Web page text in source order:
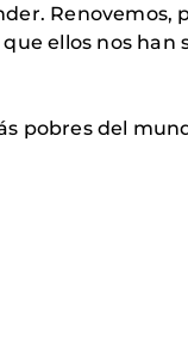
Renovemos,
ellos nos han
pobres del